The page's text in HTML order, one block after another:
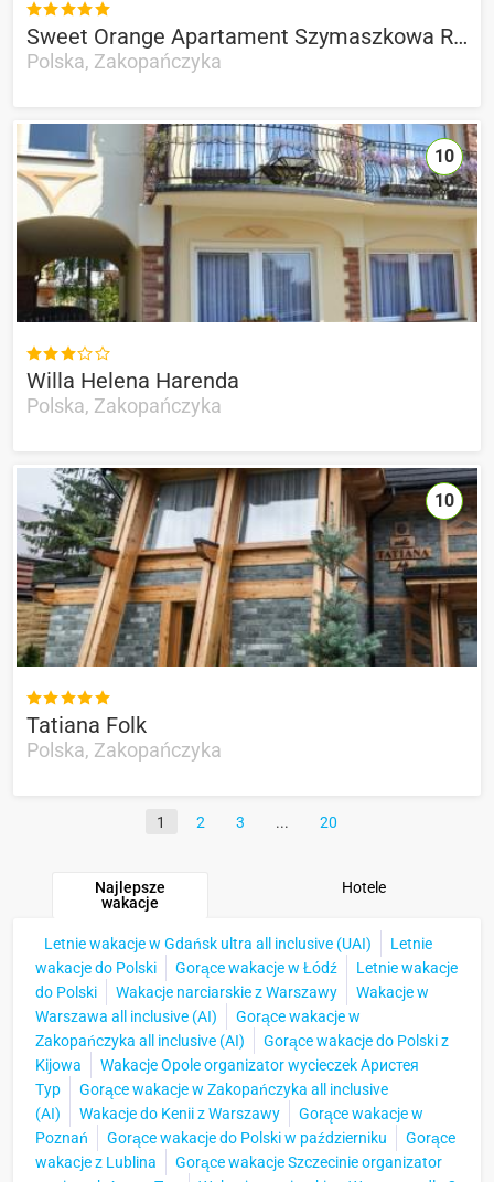

Sweet Orange Apartament Szymaszkowa Residence
Polska, Zakopańczyka

Willa Helena Harenda
Polska, Zakopańczyka
10

Tatiana Folk
Polska, Zakopańczyka
10
1 2 3 20
Najlepsze
wakacje
Hotele
Letnie wakacje w Gdańsk ultra all inclusive (UAI)
Letnie
wakacje do Polski
Gorące wakacje w Łódź
Letnie wakacje
do Polski
Wakacje narciarskie z Warszawy
Wakacje w
Warszawa all inclusive (AI)
Gorące wakacje w
Zakopańczyka all inclusive (AI)
Gorące wakacje do Polski z
Kijowa
Wakacje Opole organizator wycieczek Аристея
Тур
Gorące wakacje w Zakopańczyka all inclusive
(AI)
Wakacje do Kenii z Warszawy
Gorące wakacje w
Poznań
Gorące wakacje do Polski w październiku
Gorące
wakacje z Lublina
Gorące wakacje Szczecinie organizator